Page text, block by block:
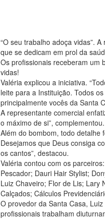
“O seu trabalho adoça vidas”.
que se dedicam em prol da
Os profissionais receberam um
vidas!
Valéria explicou a iniciativa.
leite para a Instituição. Todos
principalmente vocês da Santa
A representante comercial
o máximo de si”, complementou.
Além do bombom, todo detalhe
Desejamos que Deus consiga
os cantos”, destacou.
Valéria contou com os
Pescador; Dauri Hair Stylist;
Luiz Chaveiro; Flor de Lis; Lary
Calçados; Cálculos
O provedor da Santa Casa,
profissionais trabalham